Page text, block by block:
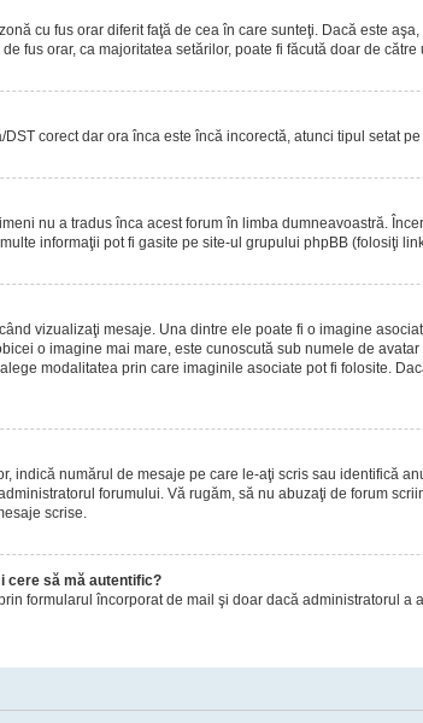
cu fus orar diferit faţă de cea în care sunteţi. Dacă este
fus orar, ca majoritatea setărilor, poate fi făcută doar de
corect dar ora înca este încă incorectă, atunci tipul setat
nu a tradus înca acest forum în limba dumneavoastră.
informaţii pot fi gasite pe site-ul grupului phpBB (folosiţi
vizualizaţi mesaje. Una dintre ele poate fi o imagine
o imagine mai mare, este cunoscută sub numele de
modalitatea prin care imaginile asociate pot fi folosite.
indică numărul de mesaje pe care le-aţi scris sau identifică
forumului. Vă rugăm, să nu abuzaţi de forum
scrise.
cere să mă autentific?
formularul încorporat de mail şi doar dacă administratorul